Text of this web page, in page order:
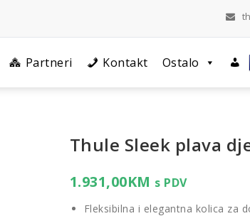
Partneri Kontakt Ostalo
Thule Sleek plava
1.931,00KM s PDV
Fleksibilna i elegantna kolica za